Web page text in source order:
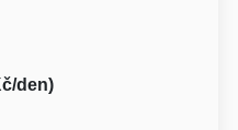
den)